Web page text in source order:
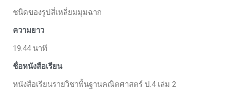
ชนิดของรูปสี่เหลี่ยมมุมฉาก
ความยาว
19.44 นาที
ชื่อหนังสือเรียน
หนังสือเรียนรายวิชาพื้นฐานคณิตศาสตร์ ป.4 เล่ม 2